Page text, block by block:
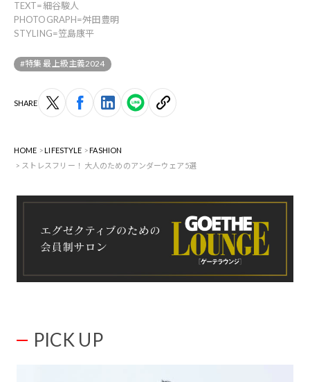
TEXT=細谷駿人
PHOTOGRAPH=舛田豊明
STYLING=笠島康平
#特集 最上級主義2024
SHARE
HOME LIFESTYLE
FASHION
ストレスフリー！ 大人のためのアンダーウェア5選
PICK UP